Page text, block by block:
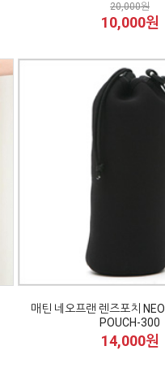
20,000원
10,000원
매틴 네오프랜 렌즈포치
POUCH-300
14,000원